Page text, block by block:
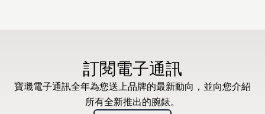
訂閱電子通訊
寶璣電子通訊全年為您送上品牌的最新動向，並向您介紹
所有全新推出的腕錶。